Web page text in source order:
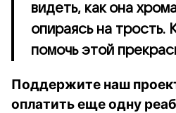
видеть, как она
опираясь на трость.
помочь этой
Поддержите наш
оплатить еще одну